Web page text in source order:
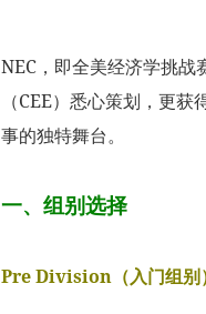
NEC，即全美经济学挑
（CEE）悉心策划，更
事的独特舞台。
一、组别选择
Pre Division（入门组别